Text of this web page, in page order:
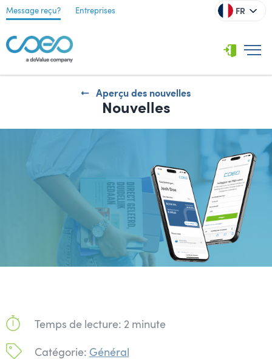
Message reçu? Entreprises FR
Aperçu des nouvelles
Nouvelles
Temps de lecture: 2 minute
Catégorie: Général